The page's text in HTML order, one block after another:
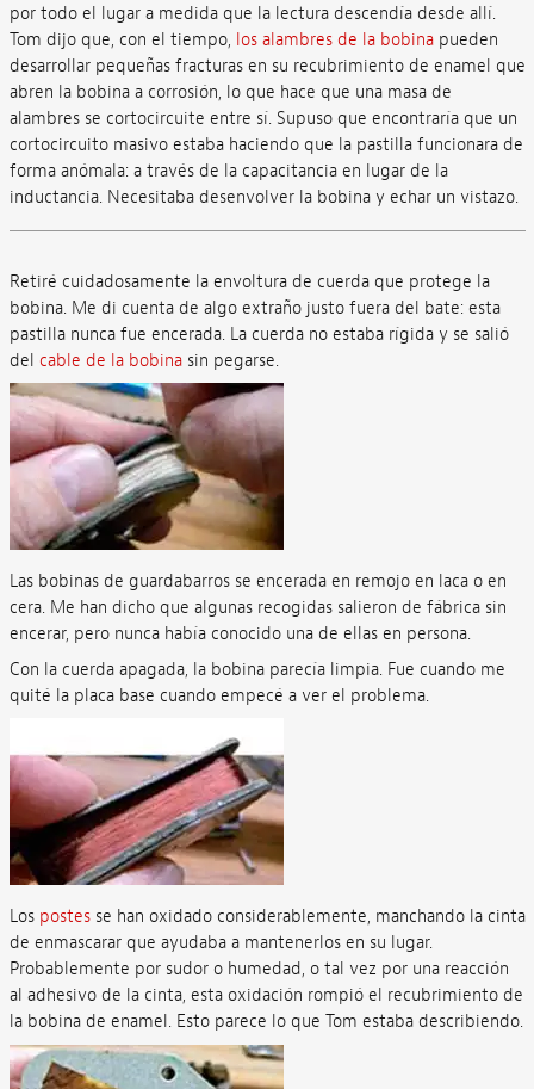
por todo el lugar a medida que la lectura descendía desde allí.
Tom dijo que, con el tiempo, los alambres de la bobinapueden
desarrollar pequeñas fracturas en su recubrimiento de enamel que
abren la bobina a corrosión, lo que hace que una masa de
alambres se cortocircuite entre sí. Supuso que encontraría que un
cortocircuito masivo estaba haciendo que la pastilla funcionara de
forma anómala: a través de la capacitancia en lugar de la
inductancia. Necesitaba desenvolver la bobina y echar un vistazo.
Retiré cuidadosamente la envoltura de cuerda que protege la
bobina. Me di cuenta de algo extraño justo fuera del bate: esta
pastilla nunca fue encerada. La cuerda no estaba rígida y se salió
del cable de la bobinasin pegarse.
Las bobinas de guardabarros se encerada en remojo en laca o en
cera. Me han dicho que algunas recogidas salieron de fábrica sin
encerar, pero nunca había conocido una de ellas en persona.
Con la cuerda apagada, la bobina parecía limpia. Fue cuando me
quité la placa base cuando empecé a ver el problema.
Los postesse han oxidado considerablemente, manchando la cinta
de enmascarar que ayudaba a mantenerlos en su lugar.
Probablemente por sudor o humedad, o tal vez por una reacción
al adhesivo de la cinta, esta oxidación rompió el recubrimiento de
la bobina de enamel. Esto parece lo que Tom estaba describiendo.